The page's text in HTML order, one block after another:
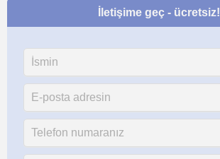
İletişime geç - ücretsiz!